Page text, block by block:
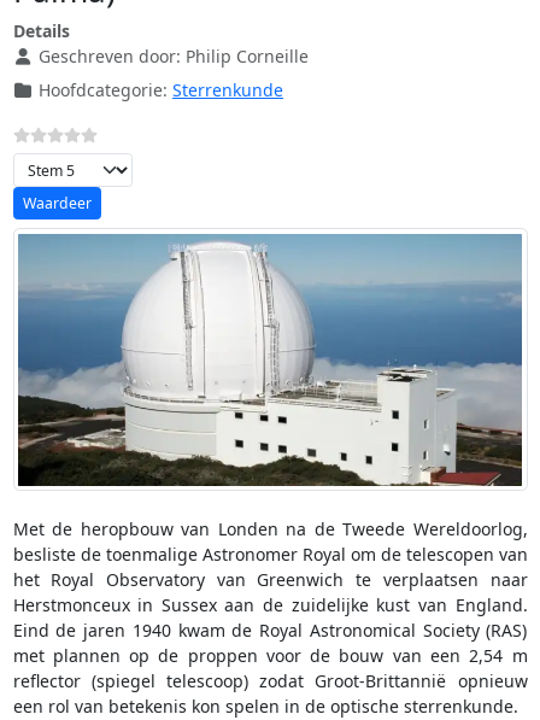
Details
Geschreven door: Philip Corneille
Hoofdcategorie: Sterrenkunde
Voeg waardering toe
Met de heropbouw van Londen na de Tweede Wereldoorlog,
besliste de toenmalige Astronomer Royal om de telescopen van
het Royal Observatory van Greenwich te verplaatsen naar
Herstmonceux in Sussex aan de zuidelijke kust van England.
Eind de jaren 1940 kwam de Royal Astronomical Society (RAS)
met plannen op de proppen voor de bouw van een 2,54 m
reflector (spiegel telescoop) zodat Groot-Brittannië opnieuw
een rol van betekenis kon spelen in de optische sterrenkunde.